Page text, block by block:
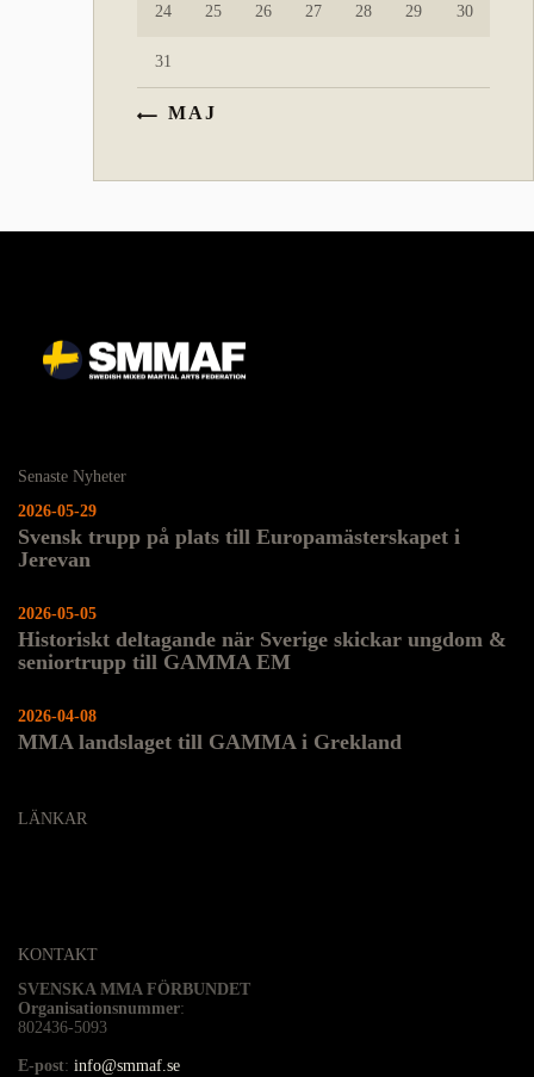
24 25 26 27 28 29 30
31
« MAJ
Senaste Nyheter
Svensk trupp på plats till Europamästerskapet i
Jerevan
2026-05-29
Historiskt deltagande när Sverige skickar ungdom &
seniortrupp till GAMMA EM
2026-05-05
MMA landslaget till GAMMA i Grekland
2026-04-08
LÄNKAR
KONTAKT
SVENSKA MMA FÖRBUNDET
Organisationsnummer:
802436-5093
E-post: info@smmaf.se